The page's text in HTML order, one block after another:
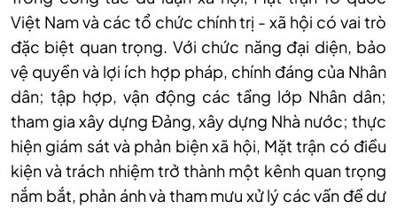
Việt Nam và các tổ chức chính trị - xã hội có vai trò
đặc biệt quan trọng. Với chức năng đại diện, bảo
vệ quyền và lợi ích hợp pháp, chính đáng của Nhân
dân; tập hợp, vận động các tầng lớp Nhân dân;
tham gia xây dựng Đảng, xây dựng Nhà nước; thực
hiện giám sát và phản biện xã hội, Mặt trận có điều
kiện và trách nhiệm trở thành một kênh quan trọng
nắm bắt, phản ánh và tham mưu xử lý các vấn đề dư